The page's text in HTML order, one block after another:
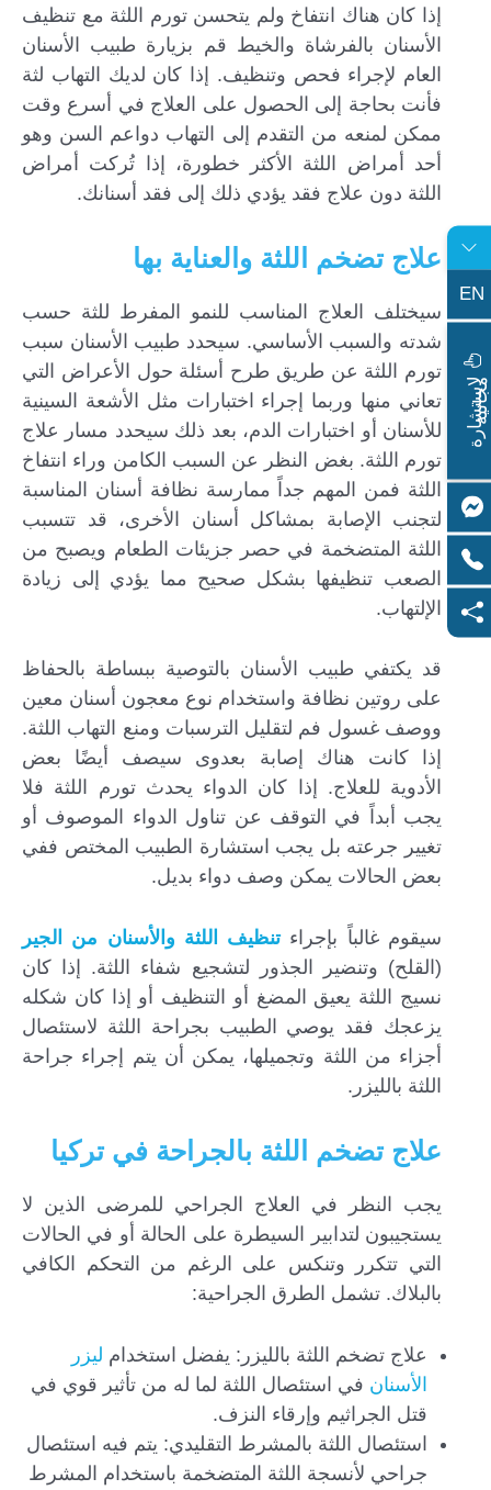
إذا كان هناك انتفاخ ولم يتحسن تورم اللثة مع تنظيف
الأسنان بالفرشاة والخيط قم بزيارة طبيب الأسنان
العام لإجراء فحص وتنظيف. إذا كان لديك التهاب لثة
فأنت بحاجة إلى الحصول على العلاج في أسرع وقت
ممكن لمنعه من التقدم إلى التهاب دواعم السن وهو
أحد أمراض اللثة الأكثر خطورة، إذا تُركت أمراض
اللثة دون علاج فقد يؤدي ذلك إلى فقد أسنانك.
علاج تضخم اللثة والعناية بها
سيختلف العلاج المناسب للنمو المفرط للثة حسب
شدته والسبب الأساسي. سيحدد طبيب الأسنان سبب
تورم اللثة عن طريق طرح أسئلة حول الأعراض التي
تعاني منها وربما إجراء اختبارات مثل الأشعة السينية
للأسنان أو اختبارات الدم، بعد ذلك سيحدد مسار علاج
تورم اللثة. بغض النظر عن السبب الكامن وراء انتفاخ
اللثة فمن المهم جداً ممارسة نظافة أسنان المناسبة
لتجنب الإصابة بمشاكل أسنان الأخرى، قد تتسبب
اللثة المتضخمة في حصر جزيئات الطعام ويصبح من
الصعب تنظيفها بشكل صحيح مما يؤدي إلى زيادة
الإلتهاب.
قد يكتفي طبيب الأسنان بالتوصية ببساطة بالحفاظ
على روتين نظافة واستخدام نوع معجون أسنان معين
ووصف غسول فم لتقليل الترسبات ومنع التهاب اللثة.
إذا كانت هناك إصابة بعدوى سيصف أيضًا بعض
الأدوية للعلاج. إذا كان الدواء يحدث تورم اللثة فلا
يجب أبداً في التوقف عن تناول الدواء الموصوف أو
تغيير جرعته بل يجب استشارة الطبيب المختص ففي
بعض الحالات يمكن وصف دواء بديل.
سيقوم غالباً بإجراءتنظيف اللثة والأسنان من الجير
(القلح) وتنضير الجذور لتشجيع شفاء اللثة. إذا كان
نسيج اللثة يعيق المضغ أو التنظيف أو إذا كان شكله
يزعجك فقد يوصي الطبيب بجراحة اللثة لاستئصال
أجزاء من اللثة وتجميلها، يمكن أن يتم إجراء جراحة
اللثة بالليزر.
علاج تضخم اللثة بالجراحة في تركيا
يجب النظر في العلاج الجراحي للمرضى الذين لا
يستجيبون لتدابير السيطرة على الحالة أو في الحالات
التي تتكرر وتنكس على الرغم من التحكم الكافي
بالبلاك. تشمل الطرق الجراحية:
علاج تضخم اللثة بالليزر: يفضل استخدام ليزر
الأسنان في استئصال اللثة لما له من تأثير قوي في
قتل الجراثيم وإرقاء النزف.
استئصال اللثة بالمشرط التقليدي: يتم فيه استئصال
جراحي لأنسجة اللثة المتضخمة باستخدام المشرط
EN
ل
ا
س
ت
ش
ا
ر
ة
م
ج
ا
ن
ي
ة